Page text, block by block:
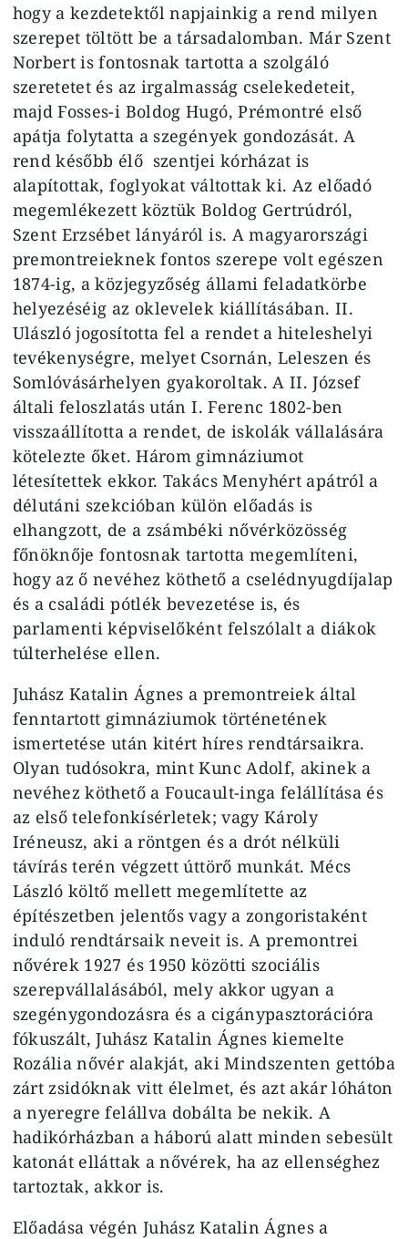
hogy a kezdetektől napjainkig a rend milyen
szerepet töltött be a társadalomban. Már Szent
Norbert is fontosnak tartotta a szolgáló
szeretetet és az irgalmasság cselekedeteit,
majd Fosses-i Boldog Hugó, Prémontré első
apátja folytatta a szegények gondozását. A
rend később élő szentjei kórházat is
alapítottak, foglyokat váltottak ki. Az előadó
megemlékezett köztük Boldog Gertrúdról,
Szent Erzsébet lányáról is. A magyarországi
premontreieknek fontos szerepe volt egészen
1874-ig, a közjegyzőség állami feladatkörbe
helyezéséig az oklevelek kiállításában. II.
Ulászló jogosította fel a rendet a hiteleshelyi
tevékenységre, melyet Csornán, Leleszen és
Somlóvásárhelyen gyakoroltak. A II. József
általi feloszlatás után I. Ferenc 1802-ben
visszaállította a rendet, de iskolák vállalására
kötelezte őket. Három gimnáziumot
létesítettek ekkor. Takács Menyhért apátról a
délutáni szekcióban külön előadás is
elhangzott, de a zsámbéki nővérközösség
főnöknője fontosnak tartotta megemlíteni,
hogy az ő nevéhez köthető a cselédnyugdíjalap
és a családi pótlék bevezetése is, és
parlamenti képviselőként felszólalt a diákok
túlterhelése ellen.
Juhász Katalin Ágnes a premontreiek által
fenntartott gimnáziumok történetének
ismertetése után kitért híres rendtársaikra.
Olyan tudósokra, mint Kunc Adolf, akinek a
nevéhez köthető a Foucault-inga felállítása és
az első telefonkísérletek; vagy Károly
Iréneusz, aki a röntgen és a drót nélküli
távírás terén végzett úttörő munkát. Mécs
László költő mellett megemlítette az
építészetben jelentős vagy a zongoristaként
induló rendtársaik neveit is. A premontrei
nővérek 1927 és 1950 közötti szociális
szerepvállalásából, mely akkor ugyan a
szegénygondozásra és a cigánypasztorációra
fókuszált, Juhász Katalin Ágnes kiemelte
Rozália nővér alakját, aki Mindszenten gettóba
zárt zsidóknak vitt élelmet, és azt akár lóháton
a nyeregre felállva dobálta be nekik. A
hadikórházban a háború alatt minden sebesült
katonát elláttak a nővérek, ha az ellenséghez
tartoztak, akkor is.
Előadása végén Juhász Katalin Ágnes a